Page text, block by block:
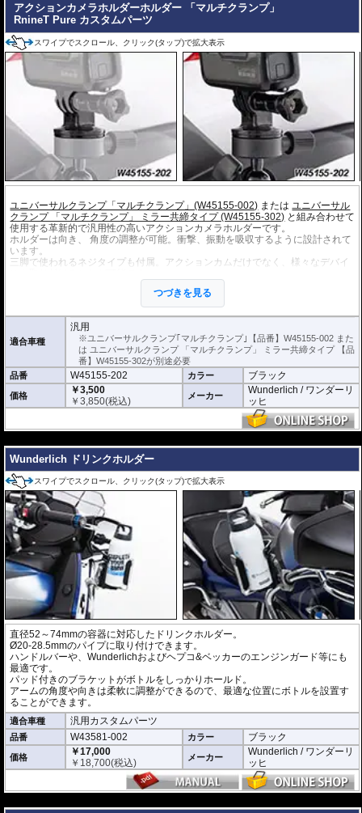
アクションカメラホルダーホルダー 「マルチクランプ」
RnineT Pure カスタムパーツ
スワイプでスクロール、クリック(タップ)で拡大表示
ユニバーサルクランプ「マルチクランプ」(W45155-002) またはユニバーサル
クランプ 「マルチクランプ」 ミラー共締タイプ (W45155-302) と組み合わせて
使用する革新的で汎用性の高いアクションカメラホルダーです。
ホルダーは向き、 角度の調整が可能。衝撃、振動を吸収するように設計されて
います。
三脚で使われるネジタイプも付属。アクションカムだけでなく、様々なデバイ
つづきを見る
適合車種
汎用
※ユニバーサルクランプ｢マルチクランプ｣【品番】W45155-002 また
は ユニバーサルクランプ 「マルチクランプ」 ミラー共締タイプ 【品
番】W45155-302が別途必要
品番
W45155-202 カラー ブラック
価格
￥3,500
￥3,850(税込) メーカー
Wunderlich / ワンダーリ
ッヒ
Wunderlich ドリンクホルダー
スワイプでスクロール、クリック(タップ)で拡大表示
直径52～74mmの容器に対応したドリンクホルダー。
Ø20-28.5mmのパイプに取り付けできます。
ハンドルバーや、Wunderlichおよびヘプコ&ベッカーのエンジンガード等にも
最適です。
パッド付きのブラケットがボトルをしっかりホールド。
アームの角度や向きは柔軟に調整ができるので、最適な位置にボトルを設置す
ることができます。
適合車種 汎用カスタムパーツ
品番 W43581-002 カラー ブラック
価格
￥17,000
￥ 18,700(税込) メーカー
Wunderlich / ワンダーリ
ッヒ